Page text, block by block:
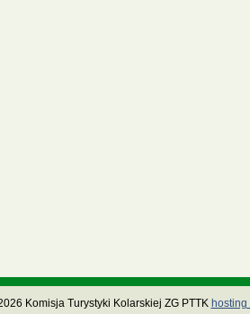
Komisja Turystyki Kolarskiej ZG PTTK hosting